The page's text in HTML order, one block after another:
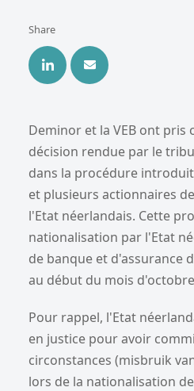
Share
Deminor et la VEB ont pris
décision rendue par le
dans la procédure
et plusieurs actionnaires
l'Etat néerlandais. Cette
nationalisation par l'Etat
de banque et d'assurance
au début du mois
Pour rappel, l'Etat
en justice pour avoir
circonstances (misbruik
lors de la nationalisation